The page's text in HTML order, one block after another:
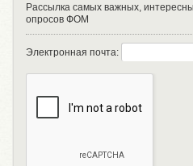
Рассылка самых важных,
опросов ФОМ
Электронная почта: